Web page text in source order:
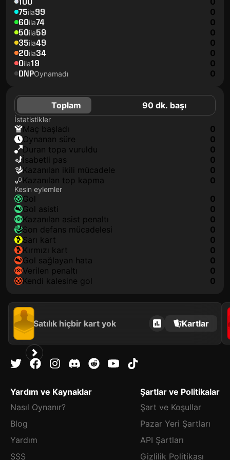
75ila99 0
60ila74 0
50ila59 0
35ila49 0
20ila34 0
0ila19 0
DNPOynamadı 0
Toplam 90 dk. başı
İstatistikler
maç başladı
0
oynanan süre
0
duran topa vuruldu
0
isabetli pas
0
kazanılan ikili mücadele
0
kazanılan top kapma
0
Kesin eylemler
gol
0
gol asisti
0
kazanılan asist penaltı
0
son defans mücadelesi
0
sarı kart
0
kırmızı kart
0
gol sağlayan hata
0
verilen penaltı
0
kendi kalesine gol
0
Satılık hiçbir kart yok Kartlar
Yardım ve Kaynaklar
Nasıl Oynanır?
Blog
Yardım
SSS
Şartlar ve Politikalar
Şart ve Koşullar
Pazar Yeri Şartları
API Şartları
Gizlilik Politikası